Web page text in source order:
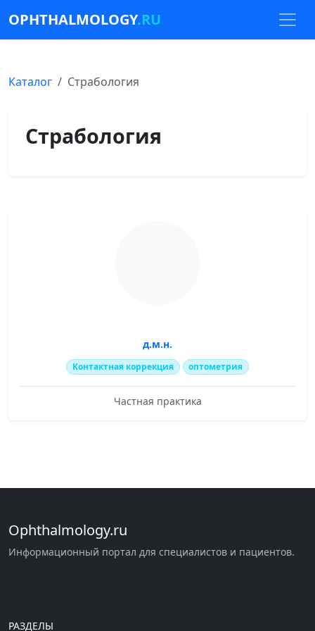
OPHTHALMOLOGY.RU
Каталог Страбология
Страбология
д.м.н.
Контактная коррекция оптометрия
Частная практика
Ophthalmology.ru
Информационный портал для специалистов и пациентов.
РАЗДЕЛЫ